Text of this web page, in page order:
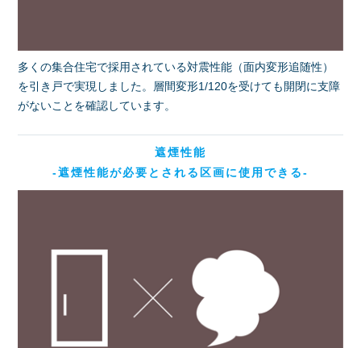
多くの集合住宅で採用されている対震性能（面内変形追随性）
を引き戸で実現しました。層間変形1/120を受けても開閉に支障
がないことを確認しています。
遮煙性能
-遮煙性能が必要とされる区画に使用できる-